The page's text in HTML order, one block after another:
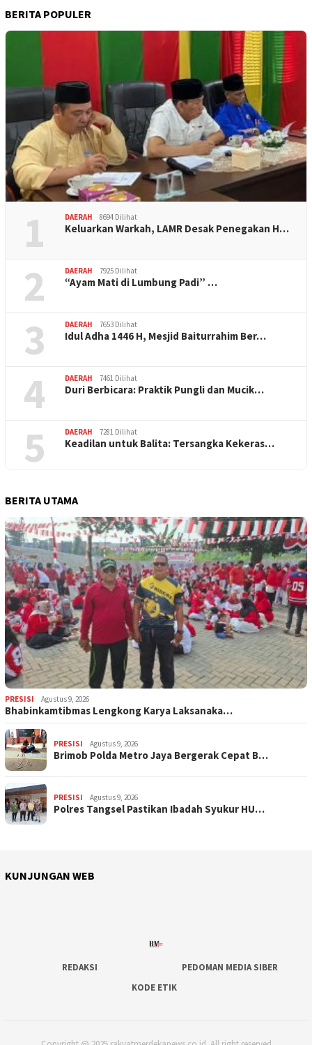
BERITA POPULER
1 DAERAH 8694 Dilihat
Keluarkan Warkah, LAMR Desak Penegakan H…
2 DAERAH 7925 Dilihat
“Ayam Mati di Lumbung Padi” …
3 DAERAH 7653 Dilihat
Idul Adha 1446 H, Mesjid Baiturrahim Ber…
4 DAERAH 7461 Dilihat
Duri Berbicara: Praktik Pungli dan Mucik…
5 DAERAH 7281 Dilihat
Keadilan untuk Balita: Tersangka Kekeras…
BERITA UTAMA
PRESISI Agustus 9, 2026
Bhabinkamtibmas Lengkong Karya Laksanaka…
PRESISI Agustus 9, 2026
Brimob Polda Metro Jaya Bergerak Cepat B…
PRESISI Agustus 9, 2026
Polres Tangsel Pastikan Ibadah Syukur HU…
KUNJUNGAN WEB
REDAKSI
PEDOMAN MEDIA SIBER
KODE ETIK